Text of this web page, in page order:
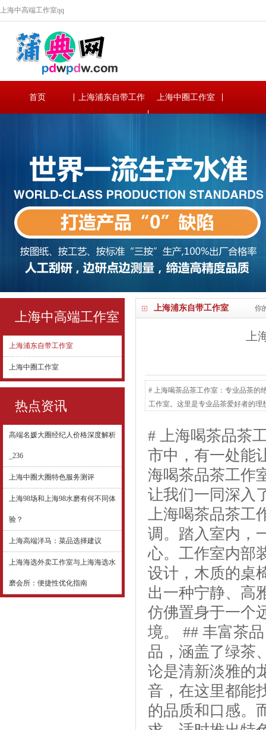
上海中高端工作室qq
首页 上海浦东自带工作 上海中圈工作室
上海中高端工作室
qq
上海浦东自带工作室
上海中圈工作室
热点资讯
高端名媛大圈经纪人价格深度解析
_236
上海中圈大圈特色服务测评
上海98场和上海98水磨有何不同体
验？
上海高端洋马：菜品选择建议
上海海选外卖工作室与上海海选水
磨会所：便捷性优化指南
上海浦东自带工作室 你
上
# 上海喝茶品茶工作室：专业品茶
工作室。这里是专业品茶爱好者的
风格与现代元素相结合的设计，木
个角落，让人仿佛置身于一...
# 上海喝茶品茶
市中，有一处能
海喝茶品茶工作
让我们一同深入
上海喝茶品茶工
调。踏入室内，
心。工作室内部
设计，木质的桌
出一种宁静、高
仿佛置身于一个
境。 ## 丰富茶
品，涵盖了绿茶
论是清新淡雅的
音，在这里都能
的品质和口感。